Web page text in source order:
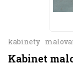
kabinety
Kabinet